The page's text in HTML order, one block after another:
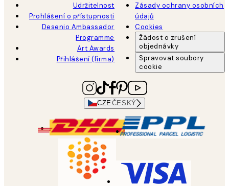
Udržitelnost
Prohlášení o přístupnosti
Desenio Ambassador
Programme
Art Awards
Přihlášení (firma)
Zásady ochrany osobních
údajů
Cookies
Žádost o zrušení
objednávky
Spravovat soubory
cookie
CZEČESKÝ